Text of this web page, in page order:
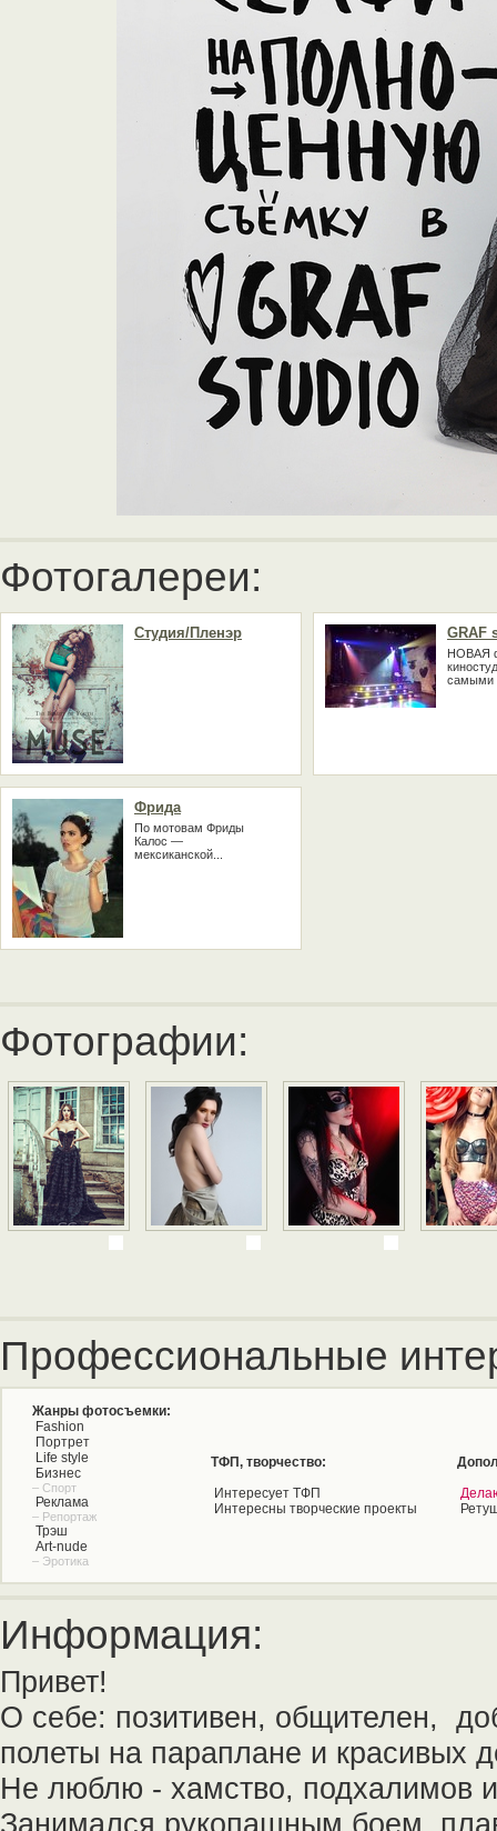
Фотогалереи:
Студия/Пленэр GRAF
НОВАЯ
самыми
Фрида
По мотовам Фриды
Калос —
мексиканской...
Фотографии:
Профессиональные
Жанры фотосъемки:
Fashion
Портрет
Life style
Бизнес
– Спорт
Реклама
– Репортаж
Трэш
Art-nude
– Эротика
ТФП, творчество:
Интересует ТФП
Интересны творческие проекты
Информация:
Привет!
О себе: позитивен, общителен,
полеты на параплане и красивых
Не люблю - хамство, подхалимов
Занимался рукопашным боем,